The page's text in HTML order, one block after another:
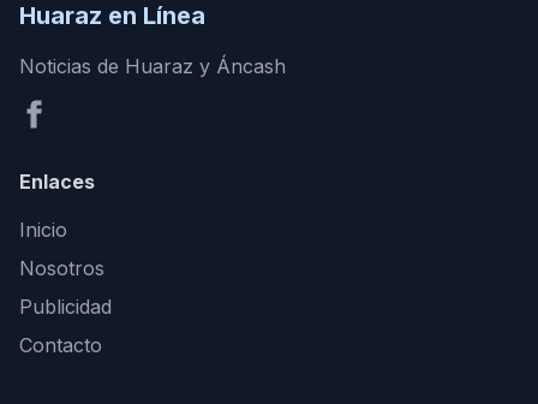
Huaraz en Línea
Noticias de Huaraz y Áncash
Enlaces
Inicio
Nosotros
Publicidad
Contacto